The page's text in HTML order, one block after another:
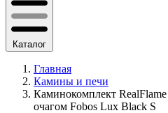
Каталог
Главная
Камины и печи
Каминокомплект
очагом Fobos Lux Black S